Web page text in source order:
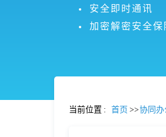
安全即时通讯
加密解密安全保
当前位置 : 首页 >>协同办